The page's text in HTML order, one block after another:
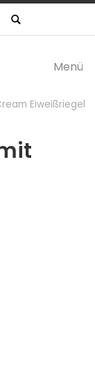
Menü
Eiweißriegel